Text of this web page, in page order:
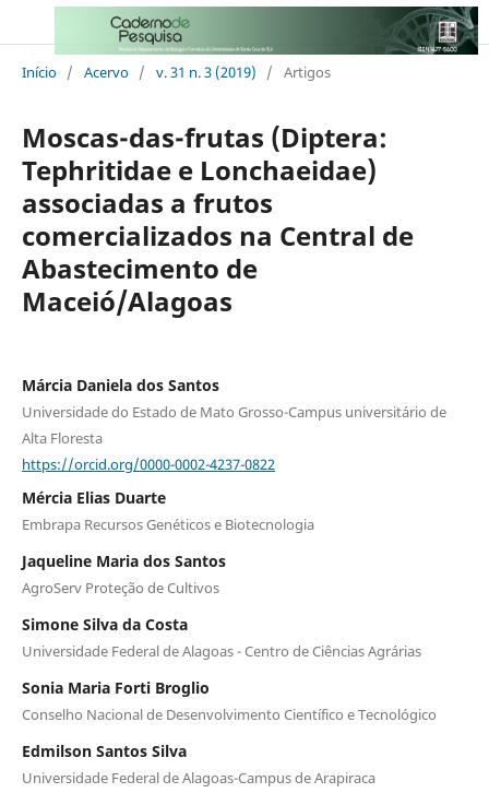
Início / Acervo / v. 31 n. 3 (2019) / Artigos
Moscas-das-frutas (Diptera:
Tephritidae e Lonchaeidae)
associadas a frutos
comercializados na Central de
Abastecimento de
Maceió/Alagoas
Márcia Daniela dos Santos
Universidade do Estado de Mato Grosso-Campus universitário de
Alta Floresta
https://orcid.org/0000-0002-4237-0822
Mércia Elias Duarte
Embrapa Recursos Genéticos e Biotecnologia
Jaqueline Maria dos Santos
AgroServ Proteção de Cultivos
Simone Silva da Costa
Universidade Federal de Alagoas - Centro de Ciências Agrárias
Sonia Maria Forti Broglio
Conselho Nacional de Desenvolvimento Científico e Tecnológico
Edmilson Santos Silva
Universidade Federal de Alagoas-Campus de Arapiraca